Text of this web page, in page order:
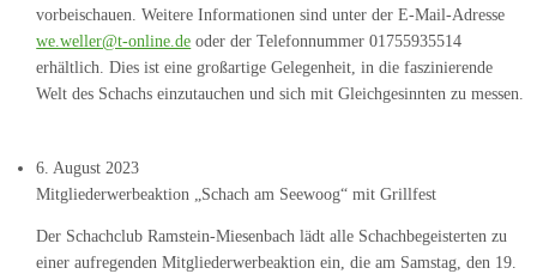
vorbeischauen. Weitere Informationen sind unter der E-Mail-Adresse
we.weller@t-online.de oder der Telefonnummer 01755935514
erhältlich. Dies ist eine großartige Gelegenheit, in die faszinierende
Welt des Schachs einzutauchen und sich mit Gleichgesinnten zu messen.
6. August 2023
Mitgliederwerbeaktion „Schach am Seewoog“ mit Grillfest
Der Schachclub Ramstein-Miesenbach lädt alle Schachbegeisterten zu
einer aufregenden Mitgliederwerbeaktion ein, die am Samstag, den 19.